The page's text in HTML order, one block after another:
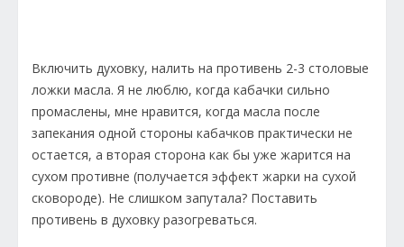
Включить духовку, налить на противень 2-3 столовые
ложки масла. Я не люблю, когда кабачки сильно
промаслены, мне нравится, когда масла после
запекания одной стороны кабачков практически не
остается, а вторая сторона как бы уже жарится на
сухом противне (получается эффект жарки на сухой
сковороде). Не слишком запутала? Поставить
противень в духовку разогреваться.